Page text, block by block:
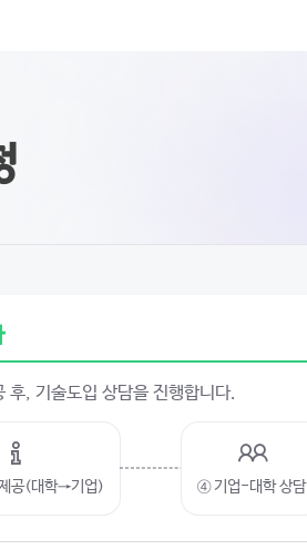
후, 기술도입 상담을 진행합니다.
공(대학→기업) ④ 기업-대학 상담